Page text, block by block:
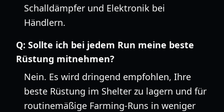
Schalldämpfer und Elektronik bei
Händlern.
Q: Sollte ich bei jedem Run meine beste
Rüstung mitnehmen?
Nein. Es wird dringend empfohlen, Ihre
beste Rüstung im Shelter zu lagern und für
routinemäßige Farming-Runs in weniger